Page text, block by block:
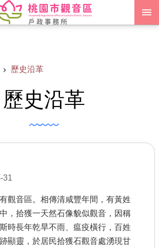
歷史沿革
歷史沿革
31
觀音區。相傳清咸豐年間，有黃姓
，拾獲一天然石像貌似觀音，因稱
時長年乾旱不雨、瘟疫橫行，百姓
顯靈，於居民拾獲石觀音處湧現甘